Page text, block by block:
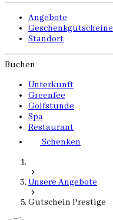
Angebote
Geschenkgutscheine
Standort
Buchen
Unterkunft
Greenfee
Golfstunde
Spa
Restaurant
Schenken
Unsere Angebote
Gutschein Prestige